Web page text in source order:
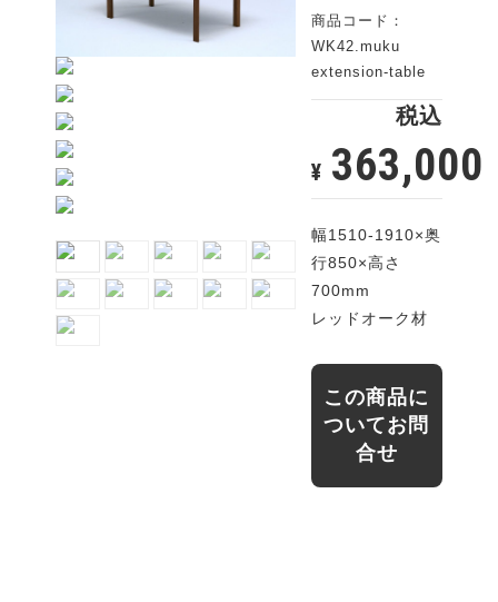
商品コード：
WK42.muku
extension-table
税込
¥ 363,000
幅1510-1910×奥
行850×高さ
700mm
レッドオーク材
この商品に
ついてお問
合せ